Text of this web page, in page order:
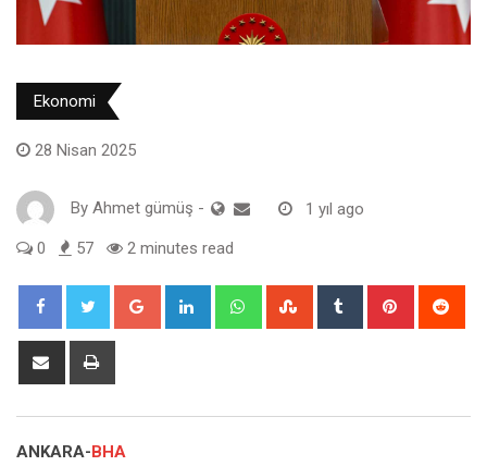
Ekonomi
28 Nisan 2025
By Ahmet gümüş - 1 yıl ago
0 57 2 minutes read
Google+ LinkedIn WhatsappStumbleUpon
Tumblr Pinterest
Share
ANKARA-BHA